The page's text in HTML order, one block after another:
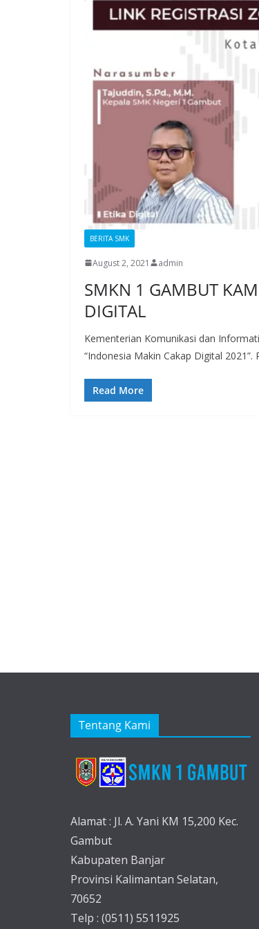
BERITA SMK
August 2, 2021 admin
SMKN 1 GAMBUT
DIGITAL
Kementerian Komunikasi dan
“Indonesia Makin Cakap Digital 2021”.
Read More
Tentang Kami
Alamat : Jl. A. Yani KM 15,200 Kec.
Gambut
Kabupaten Banjar
Provinsi Kalimantan Selatan,
70652
Telp : (0511) 5511925